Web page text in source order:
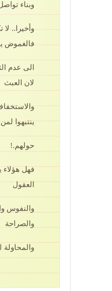
وبناء
وأخيرا..
فالغموض
الى عدم
لان العبث
ينتبهوا لمن
حولهم.!
فهل هؤلاء
العقول
والنفوس
والصراحة
والمحاولة